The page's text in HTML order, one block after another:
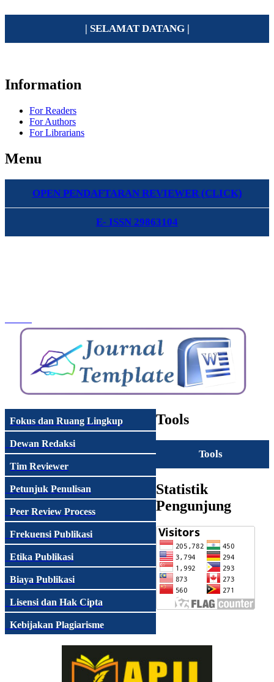
| SELAMAT DATANG |
Information
For Readers
For Authors
For Librarians
Menu
OPEN PENDAFTARAN REVIEWER (CLICK)
E- ISSN 29863104
Fokus dan Ruang Lingkup
Dewan Redaksi
Tim Reviewer
Petunjuk Penulisan
Peer Review Process
Frekuensi Publikasi
Etika Publikasi
Biaya Publikasi
Lisensi dan Hak Cipta
Kebijakan Plagiarisme
Tools
Tools
Statistik
Pengunjung